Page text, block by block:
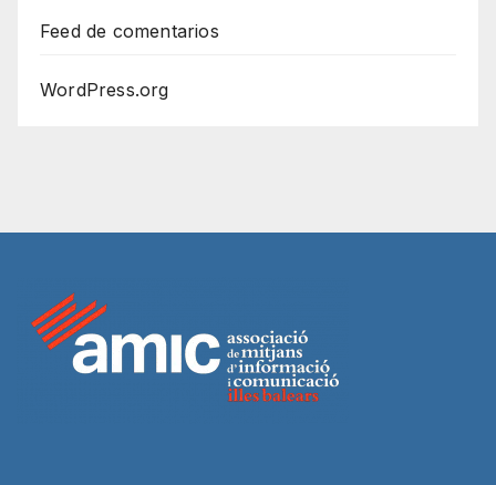
Feed de comentarios
WordPress.org